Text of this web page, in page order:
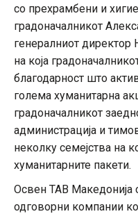
со прехрамбени и
градоначалникот
генералниот директор
на која
благодарност што
голема хуманитарна
градоначалникот
администрација и
неколку семејства на
хуманитарните пакети.
Освен ТАВ Македонија
одговорни компании